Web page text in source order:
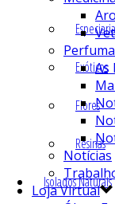
Exóticos
Flores
Resinas
Isolados Naturais
As
Notícias
Loja Virtual